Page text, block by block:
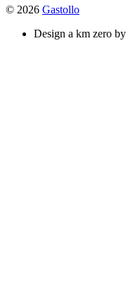
© 2026 Gastollo
Design a km zero by